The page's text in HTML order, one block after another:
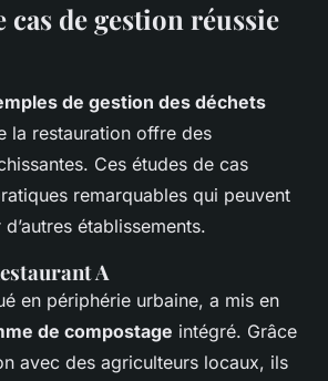
cas de gestion réussie
de gestion des déchets
la restauration offre des
Ces études de cas
remarquables qui peuvent
établissements.
A
en périphérie urbaine, a mis en
de compostage intégré. Grâce
avec des agriculteurs locaux, ils